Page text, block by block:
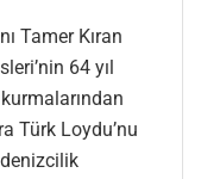
Tamer Kıran
64 yıl
Türk Loydu’nu